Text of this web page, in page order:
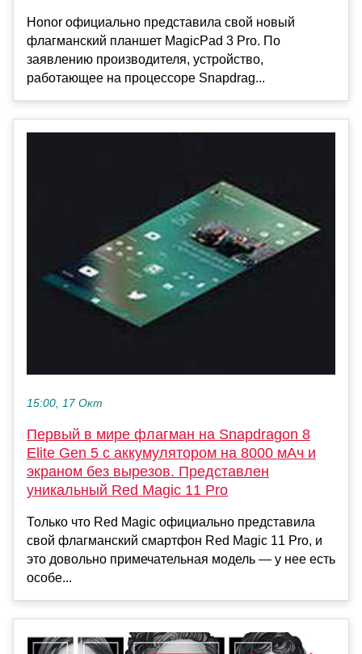
Honor официально представила свой новый
флагманский планшет MagicPad 3 Pro. По
заявлению производителя, устройство,
работающее на процессоре Snapdrag...
15:00, 17 Окт
Первый в мире флагман на Snapdragon 8
Elite Gen 5 с аккумулятором на 8000 мАч и
экраном без вырезов. Представлен
уникальный Red Magic 11 Pro
Только что Red Magic официально представила
свой флагманский смартфон Red Magic 11 Pro, и
это довольно примечательная модель — у нее есть
особе...